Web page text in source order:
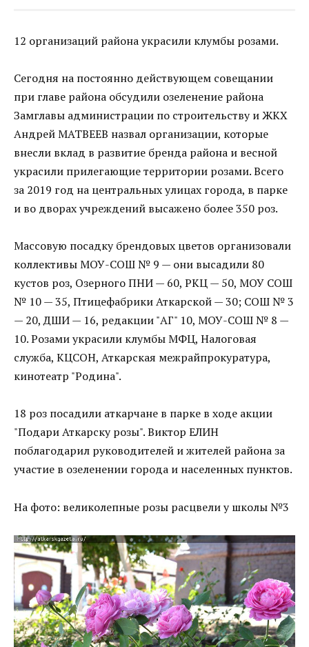
12 организаций района украсили клумбы розами.
Сегодня на постоянно действующем совещании
при главе района обсудили озеленение района
Замглавы администрации по строительству и ЖКХ
Андрей МАТВЕЕВ назвал организации, которые
внесли вклад в развитие бренда района и весной
украсили прилегающие территории розами. Всего
за 2019 год на центральных улицах города, в парке
и во дворах учреждений высажено более 350 роз.
Массовую посадку брендовых цветов организовали
коллективы МОУ-СОШ № 9 — они высадили 80
кустов роз, Озерного ПНИ — 60, РКЦ — 50, МОУ СОШ
№ 10 — 35, Птицефабрики Аткарской — 30; СОШ № 3
— 20, ДШИ — 16, редакции "АГ" 10, МОУ-СОШ № 8 —
10. Розами украсили клумбы МФЦ, Налоговая
служба, КЦСОН, Аткарская межрайпрокуратура,
кинотеатр "Родина".
18 роз посадили аткарчане в парке в ходе акции
"Подари Аткарску розы". Виктор ЕЛИН
поблагодарил руководителей и жителей района за
участие в озеленении города и населенных пунктов.
На фото: великолепные розы расцвели у школы №3